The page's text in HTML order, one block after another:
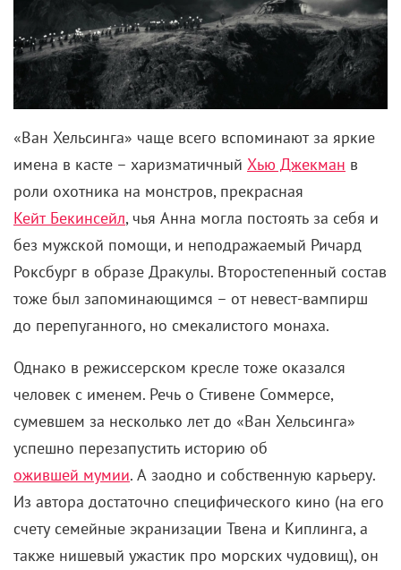
«Ван Хельсинга» чаще всего вспоминают за яркие
имена в касте – харизматичный Хью Джекман в
роли охотника на монстров, прекрасная
Кейт Бекинсейл, чья Анна могла постоять за себя и
без мужской помощи, и неподражаемый Ричард
Роксбург в образе Дракулы. Второстепенный состав
тоже был запоминающимся – от невест-вампирш
до перепуганного, но смекалистого монаха.
Однако в режиссерском кресле тоже оказался
человек с именем. Речь о Стивене Соммерсе,
сумевшем за несколько лет до «Ван Хельсинга»
успешно перезапустить историю об
ожившей мумии. А заодно и собственную карьеру.
Из автора достаточно специфического кино (на его
счету семейные экранизации Твена и Киплинга, а
также нишевый ужастик про морских чудовищ), он